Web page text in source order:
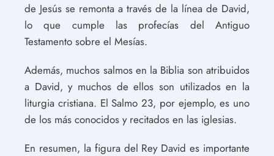
de Jesús se remonta a través de la línea de David,
lo que cumple las profecías del Antiguo
Testamento sobre el Mesías.
Además, muchos salmos en la Biblia son atribuidos
a David, y muchos de ellos son utilizados en la
liturgia cristiana. El Salmo 23, por ejemplo, es uno
de los más conocidos y recitados en las iglesias.
En resumen, la figura del Rey David es importante